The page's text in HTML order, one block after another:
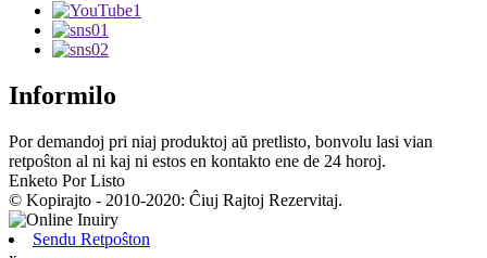
Informilo
Por demandoj pri niaj produktoj aŭ pretlisto, bonvolu lasi vian
retpoŝton al ni kaj ni estos en kontakto ene de 24 horoj.
Enketo Por Listo
© Kopirajto - 2010-2020: Ĉiuj Rajtoj Rezervitaj.
Sendu Retpoŝton